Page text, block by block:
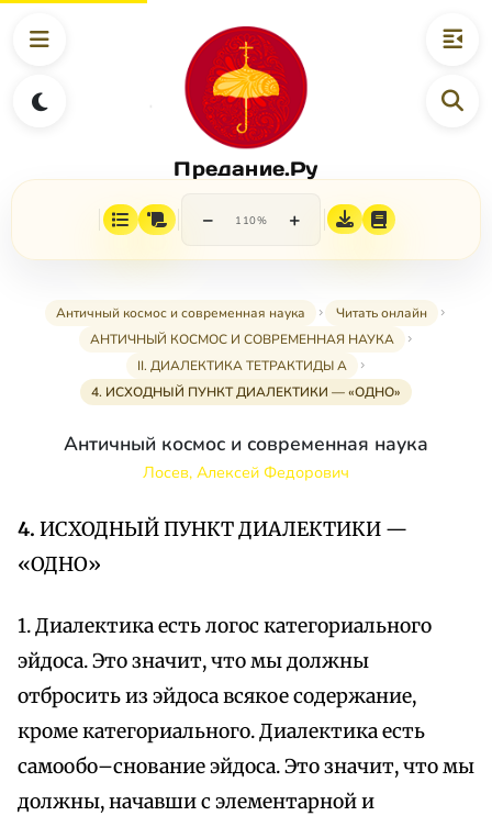
Предание.Ру
− 110% +
Античный космос и современная наука
Читать онлайн
АНТИЧНЫЙ КОСМОС И СОВРЕМЕННАЯ НАУКА
II. ДИАЛЕКТИКА ТЕТРАКТИДЫ А
4. ИСХОДНЫЙ ПУНКТ ДИАЛЕКТИКИ — «ОДНО»
Античный космос и современная наука
Лосев, Алексей Федорович
4. ИСХОДНЫЙ ПУНКТ ДИАЛЕКТИКИ —
«ОДНО»
1. Диалектика есть логос категориального
эйдоса. Это значит, что мы должны
отбросить из эйдоса всякое содержание,
кроме категориального. Диалектика есть
самообо–снование эйдоса. Это значит, что мы
должны, начавши с элементарной и